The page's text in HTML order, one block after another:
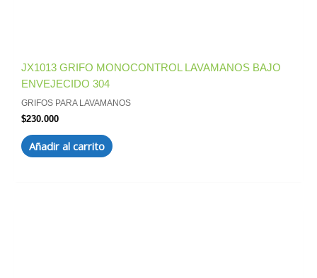
JX1013 GRIFO MONOCONTROL LAVAMANOS BAJO
ENVEJECIDO 304
GRIFOS PARA LAVAMANOS
$230.000
Añadir al carrito